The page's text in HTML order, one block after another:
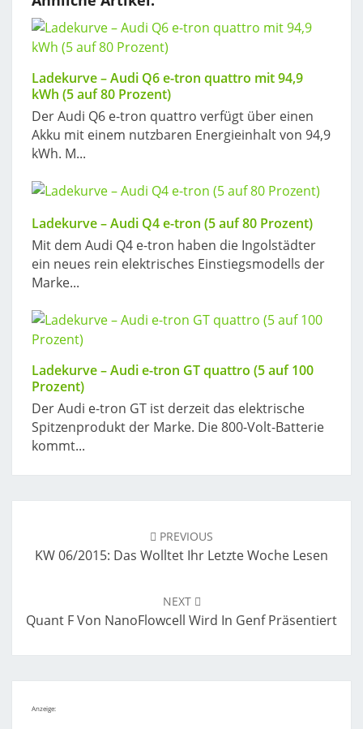
Ladekurve – Audi Q6 e-tron quattro mit 94,9
kWh (5 auf 80 Prozent)
Der Audi Q6 e-tron quattro verfügt über einen
Akku mit einem nutzbaren Energieinhalt von 94,9
kWh. M...
Ladekurve – Audi Q4 e-tron (5 auf 80 Prozent)
Mit dem Audi Q4 e-tron haben die Ingolstädter
ein neues rein elektrisches Einstiegsmodells der
Marke...
Ladekurve – Audi e-tron GT quattro (5 auf 100
Prozent)
Der Audi e-tron GT ist derzeit das elektrische
Spitzenprodukt der Marke. Die 800-Volt-Batterie
kommt...
PREVIOUS
KW 06/2015: Das Wolltet Ihr Letzte Woche Lesen
NEXT
Quant F Von NanoFlowcell Wird In Genf Präsentiert
Anzeige: